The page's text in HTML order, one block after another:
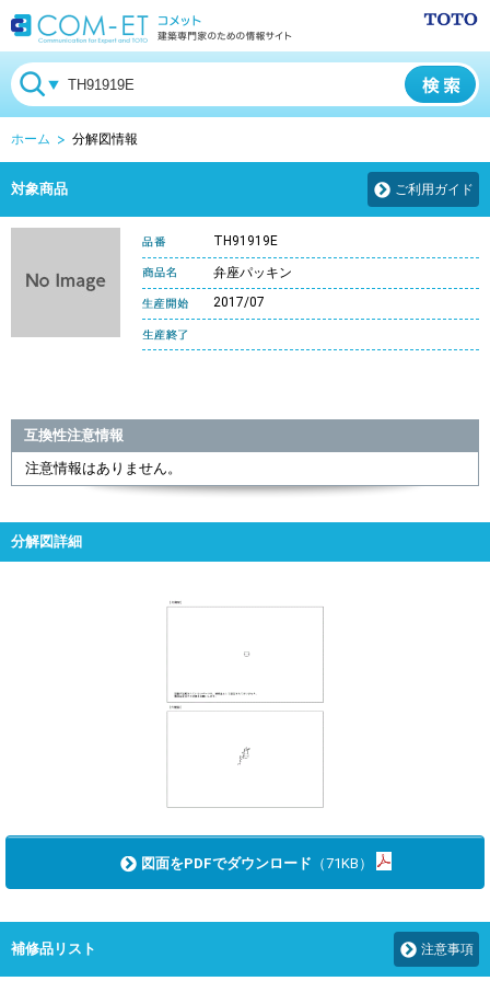
ホーム 分解図情報
対象商品 ご利用ガイド
TH91919E
弁座パッキン
2017/07
互換性注意情報
注意情報はありません。
分解図詳細
図面をPDFでダウンロード （71KB）
補修品リスト 注意事項